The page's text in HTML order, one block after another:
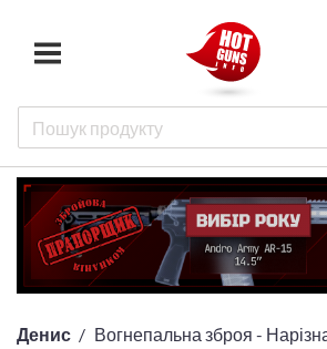
Денис Вогнепальна зброя -